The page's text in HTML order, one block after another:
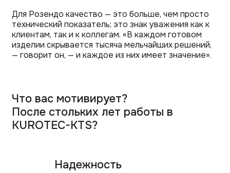
Надежность
Что вас мотивирует?
После стольких лет работы в
KUROTEC-KTS?
Для Розендо качество — это больше, чем просто
технический показатель; это знак уважения как к
клиентам, так и к коллегам. «В каждом готовом
изделии скрывается тысяча мельчайших решений,
— говорит он, — и каждое из них имеет значение».